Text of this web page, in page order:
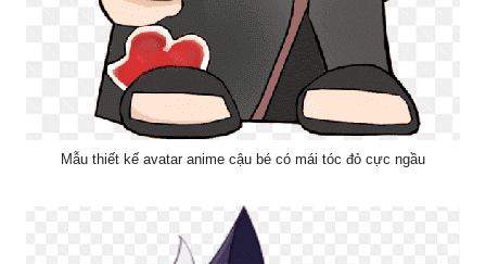
Mẫu thiết kế avatar anime cậu bé có mái tóc đỏ cực ngầu